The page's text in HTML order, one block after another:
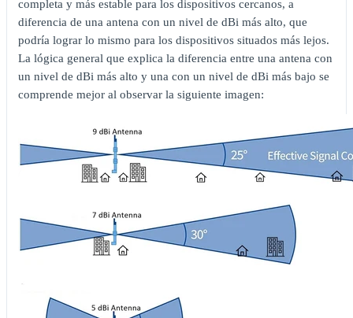
completa y más estable para los dispositivos cercanos, a
diferencia de una antena con un nivel de dBi más alto, que
podría lograr lo mismo para los dispositivos situados más lejos.
La lógica general que explica la diferencia entre una antena con
un nivel de dBi más alto y una con un nivel de dBi más bajo se
comprende mejor al observar la siguiente imagen: